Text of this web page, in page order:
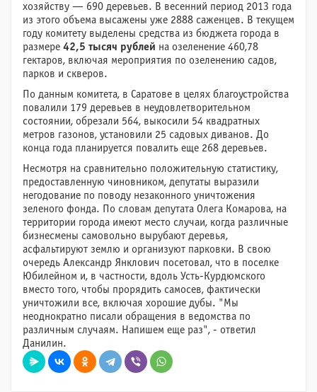
хозяйству — 690 деревьев. В весенний период 2013 года
из этого объема высажены уже 2888 саженцев. В текущем
году комитету выделены средства из бюджета города в
размере 42,5 тысяч рублей на озеленение 460,78
гектаров, включая мероприятия по озеленению садов,
парков и скверов.
По данным комитета, в Саратове в целях благоустройства
повалили 179 деревьев в неудовлетворительном
состоянии, обрезали 564, выкосили 54 квадратных
метров газонов, установили 25 садовых диванов. До
конца года планируется повалить еще 268 деревьев.
Несмотря на сравнительно положительную статистику,
предоставленную чиновником, депутаты выразили
негодование по поводу незаконного уничтожения
зеленого фонда. По словам депутата Олега Комарова, на
территории города имеют место случаи, когда различные
бизнесмены самовольно вырубают деревья,
асфальтируют землю и организуют парковки. В свою
очередь Александр Янклович посетовал, что в поселке
Юбилейном и, в частности, вдоль Усть-Курдюмского
вместо того, чтобы прорядить самосев, фактически
уничтожили все, включая хорошие дубы. "Мы
неоднократно писали обращения в ведомства по
различным случаям. Напишем еще раз", - ответил
Данилин.